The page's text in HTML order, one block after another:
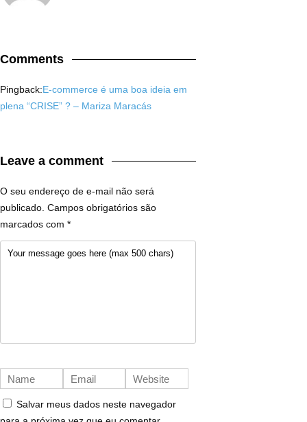
Comments
Pingback:E-commerce é uma boa ideia em
plena “CRISE” ? – Mariza Maracás
Leave a comment
O seu endereço de e-mail não será
publicado. Campos obrigatórios são
marcados com *
Salvar meus dados neste navegador